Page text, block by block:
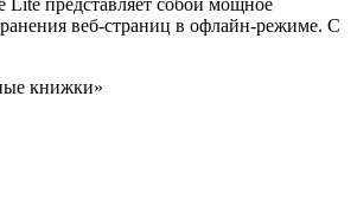
Lite представляет собой мощное
веб-страниц в офлайн-режиме. С
книжки»